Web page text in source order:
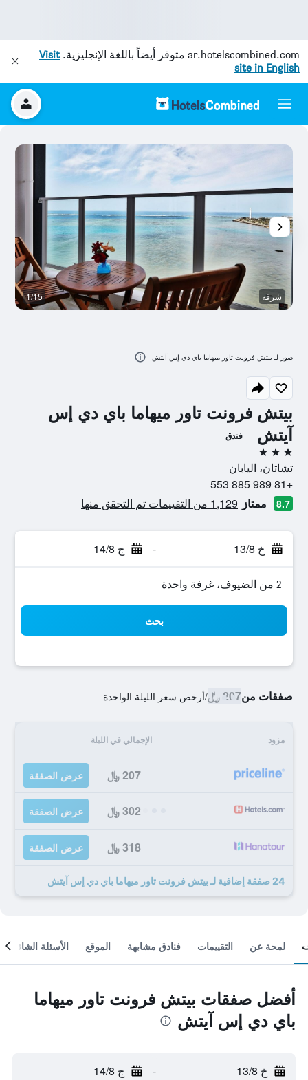
ar.hotelscombined.com متوفر أيضاً باللغة الإنجليزية.Visit
site in English
بيتش فرونت تاور ميهاما باي دي إس
آيتش
فندق
3 نجوم
تشاتان، اليابان
+81 989 885 553
8.7 ممتاز 1,129 من التقييمات تم التحقق منها
خ 13/8 - ج 14/8
2 من الضيوف، غرفة واحدة
بحث
صفقات من207 ﷼ /أرخص سعر الليلة الواحدة
مزود الإجمالي في الليلة
207 ﷼ عرض الصفقة
302 ﷼ عرض الصفقة
318 ﷼ عرض الصفقة
24 صفقة إضافية لـ بيتش فرونت تاور ميهاما باي دي إس آيتش
شرفة 1/15
صور لـ بيتش فرونت تاور ميهاما باي دي إس آيتش
لمحة عن التقييمات فنادق مشابهة الموقع الأسئلة الشائعة
أفضل صفقات بيتش فرونت تاور ميهاما
باي دي إس آيتش
خ 13/8 - ج 14/8